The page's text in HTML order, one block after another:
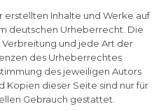
Inhalte und Werke auf
deutschen Urheberrecht. Die
und jede Art der
des Urheberrechtes
des jeweiligen Autors
Kopien dieser Seite sind nur für
Gebrauch gestattet.